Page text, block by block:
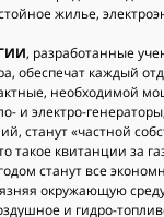
жилье,
, разработанные
обеспечат каждый
необходимой
и электро-
станут «частной
такое квитанции за
станут все
окружающую
и гидро-